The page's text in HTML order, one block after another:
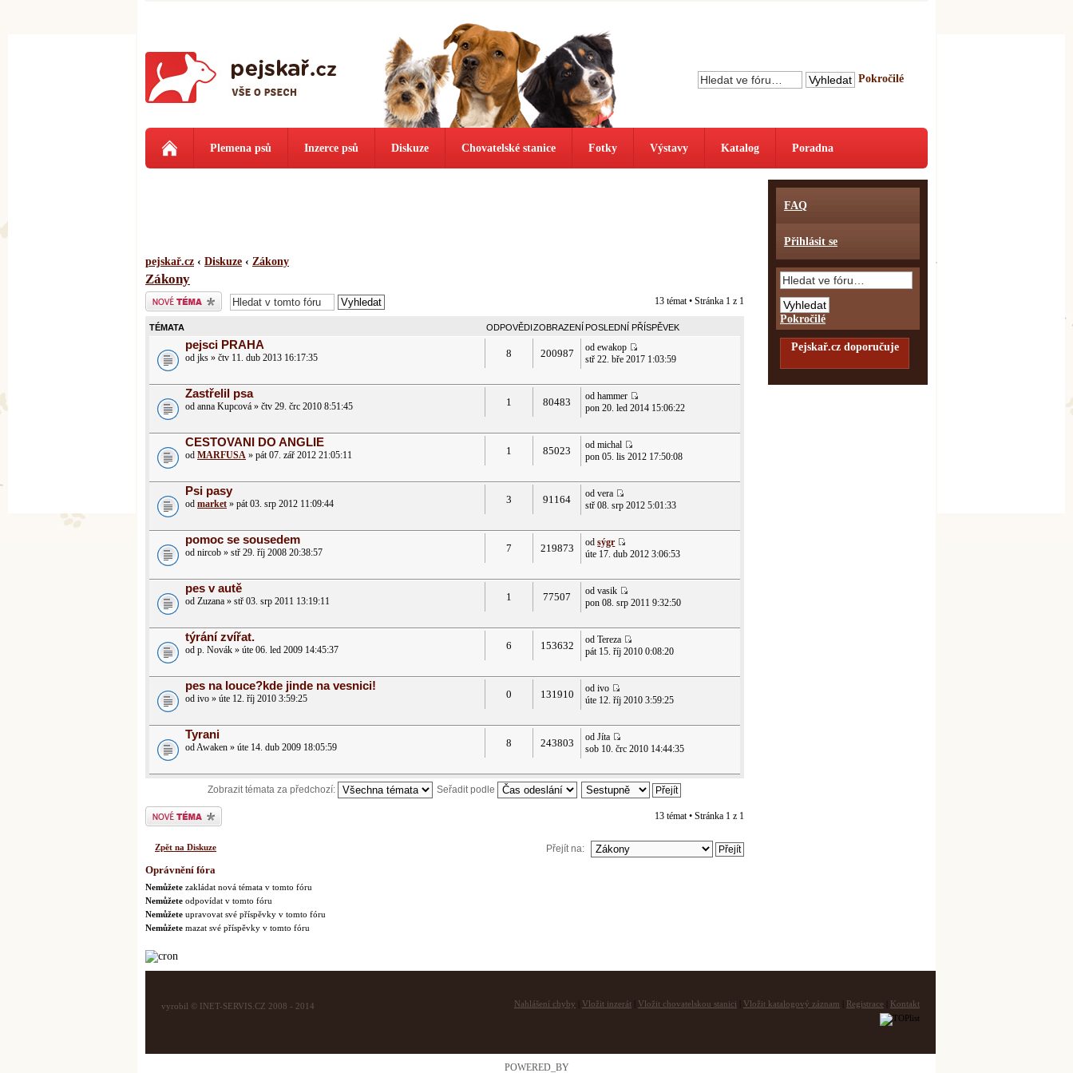
Pokročilé
Plemena psů Inzerce psů Diskuze Chovatelské stanice Fotky Výstavy Katalog Poradna
pejskař.cz ‹ Diskuze ‹ Zákony
Zákony
Odeslat nové téma 13 témat • Stránka 1 z 1
TÉMATA ODPOVĚDIZOBRAZENÍ POSLEDNÍ PŘÍSPĚVEK
pejsci PRAHA
od jks » čtv 11. dub 2013 16:17:35 8 200987
od ewakop
stř 22. bře 2017 1:03:59
Zastřelil psa
od anna Kupcová » čtv 29. črc 2010 8:51:45 1 80483
od hammer
pon 20. led 2014 15:06:22
CESTOVANI DO ANGLIE
od MARFUSA » pát 07. zář 2012 21:05:11 1 85023
od michal
pon 05. lis 2012 17:50:08
Psi pasy
od market » pát 03. srp 2012 11:09:44 3 91164
od vera
stř 08. srp 2012 5:01:33
pomoc se sousedem
od nircob » stř 29. říj 2008 20:38:57 7 219873 odsýgr
úte 17. dub 2012 3:06:53
pes v autě
od Zuzana » stř 03. srp 2011 13:19:11 1 77507
od vasik
pon 08. srp 2011 9:32:50
týrání zvířat.
od p. Novák » úte 06. led 2009 14:45:37 6 153632
od Tereza
pát 15. říj 2010 0:08:20
pes na louce?kde jinde na vesnici!
od ivo » úte 12. říj 2010 3:59:25 0 131910
od ivo
úte 12. říj 2010 3:59:25
Tyrani
od Awaken » úte 14. dub 2009 18:05:59 8 243803
od Jíta
sob 10. črc 2010 14:44:35
Zobrazit témata za předchozí: Seřadit podle
Odeslat nové téma 13 témat • Stránka 1 z 1
Zpět na Diskuze
Přejít na:
Oprávnění fóra
Nemůžete zakládat nová témata v tomto fóru
Nemůžete odpovídat v tomto fóru
Nemůžete upravovat své příspěvky v tomto fóru
Nemůžete mazat své příspěvky v tomto fóru
FAQ
Přihlásit se
Pokročilé
Pejskař.cz doporučuje
vyrobil © INET-SERVIS.CZ 2008 - 2014 Nahlášení chyby Vložit inzerát Vložit chovatelskou stanici Vložit katalogový záznam Registrace Kontakt
POWERED_BY